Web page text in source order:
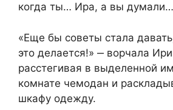
когда ты… Ира, а вы думали…
«Еще бы советы стала
это делается!» ‒ ворчала
расстегивая в выделенной
комнате чемодан и
шкафу одежду.